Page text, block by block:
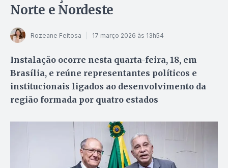
Norte e Nordeste
Rozeane Feitosa 17 março 2026 às 13h54
Instalação ocorre nesta quarta-feira, 18, em
Brasília, e reúne representantes políticos e
institucionais ligados ao desenvolvimento da
região formada por quatro estados